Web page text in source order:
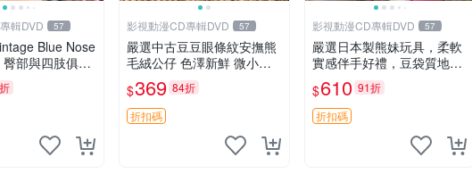
輯DVD 57
Blue Nose
部與四肢俱
公分，附原盒與
鼻子小熊，值
憶熊
影視動漫CD專輯DVD 57
嚴選中古豆豆眼條紋安撫熊
毛絨公仔 色澤新鮮 微小瑕
疵可收藏 中古 安撫熊 條紋
公仔
$369 84折
折扣碼
影視動漫CD專輯DVD 57
嚴選日本製熊妹玩具，柔軟
實感伴手好禮，豆袋質地手
感佳，抱枕小熊 recom 推薦
白色豆袋 玩具
$610 91折
折扣碼